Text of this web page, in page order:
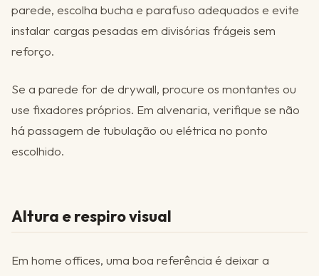
parede, escolha bucha e parafuso adequados e evite
instalar cargas pesadas em divisórias frágeis sem
reforço.
Se a parede for de drywall, procure os montantes ou
use fixadores próprios. Em alvenaria, verifique se não
há passagem de tubulação ou elétrica no ponto
escolhido.
Altura e respiro visual
Em home offices, uma boa referência é deixar a